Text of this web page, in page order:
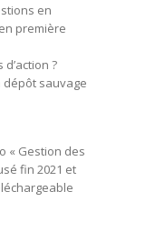
en
première
?
dépôt sauvage
« Gestion des
fin 2021 et